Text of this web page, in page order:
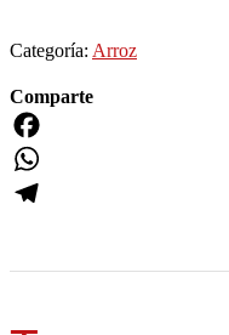
Categoría: Arroz
Comparte
Facebook
WhatsApp